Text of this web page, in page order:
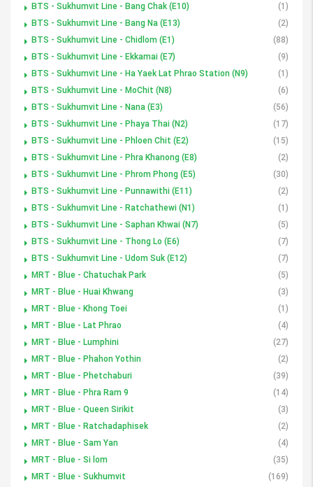
BTS - Sukhumvit Line - Bang Chak (E10)
(1)
BTS - Sukhumvit Line - Bang Na (E13)
(2)
BTS - Sukhumvit Line - Chidlom (E1)
(88)
BTS - Sukhumvit Line - Ekkamai (E7)
(9)
BTS - Sukhumvit Line - Ha Yaek Lat Phrao Station (N9)
(1)
BTS - Sukhumvit Line - MoChit (N8)
(6)
BTS - Sukhumvit Line - Nana (E3)
(56)
BTS - Sukhumvit Line - Phaya Thai (N2)
(17)
BTS - Sukhumvit Line - Phloen Chit (E2)
(15)
BTS - Sukhumvit Line - Phra Khanong (E8)
(2)
BTS - Sukhumvit Line - Phrom Phong (E5)
(30)
BTS - Sukhumvit Line - Punnawithi (E11)
(2)
BTS - Sukhumvit Line - Ratchathewi (N1)
(1)
BTS - Sukhumvit Line - Saphan Khwai (N7)
(5)
BTS - Sukhumvit Line - Thong Lo (E6)
(7)
BTS - Sukhumvit Line - Udom Suk (E12)
(7)
MRT - Blue - Chatuchak Park
(5)
MRT - Blue - Huai Khwang
(3)
MRT - Blue - Khong Toei
(1)
MRT - Blue - Lat Phrao
(4)
MRT - Blue - Lumphini
(27)
MRT - Blue - Phahon Yothin
(2)
MRT - Blue - Phetchaburi
(39)
MRT - Blue - Phra Ram 9
(14)
MRT - Blue - Queen Sirikit
(3)
MRT - Blue - Ratchadaphisek
(2)
MRT - Blue - Sam Yan
(4)
MRT - Blue - Si lom
(35)
MRT - Blue - Sukhumvit
(169)